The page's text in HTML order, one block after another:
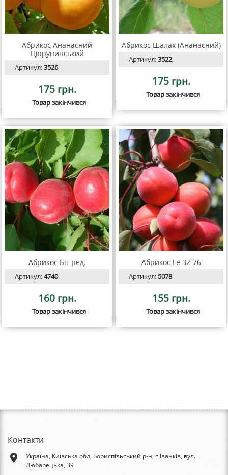
Абрикос Ананасний
Цюрупинський
Артикул:3526
175 грн.
Товар закінчився
Абрикос Шалах (Ананасний)
Артикул:3522
175 грн.
Товар закінчився
Абрикос Біг ред.
Артикул:4740
160 грн.
Товар закінчився
Абрикос Le 32-76
Артикул:5078
155 грн.
Товар закінчився
Контакти
place
Україна, Київська обл, Бориспільський р-н, с.Іванків, вул.
Любарецька, 39